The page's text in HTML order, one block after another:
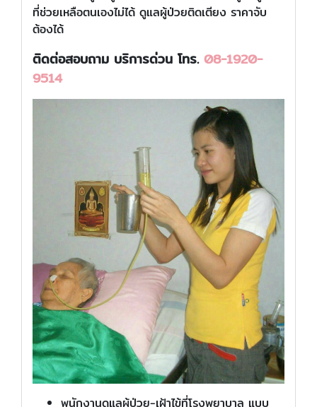
ที่ช่วยเหลือตนเองไม่ได้ ดูแลผู้ป่วยติดเตียง ราคาจับ
ต้องได้
ติดต่อสอบถาม บริการด่วน โทร. 08-1920-
9514
พนักงานดูแลผู้ป่วย-เฝ้าไข้ที่โรงพยาบาล แบบ